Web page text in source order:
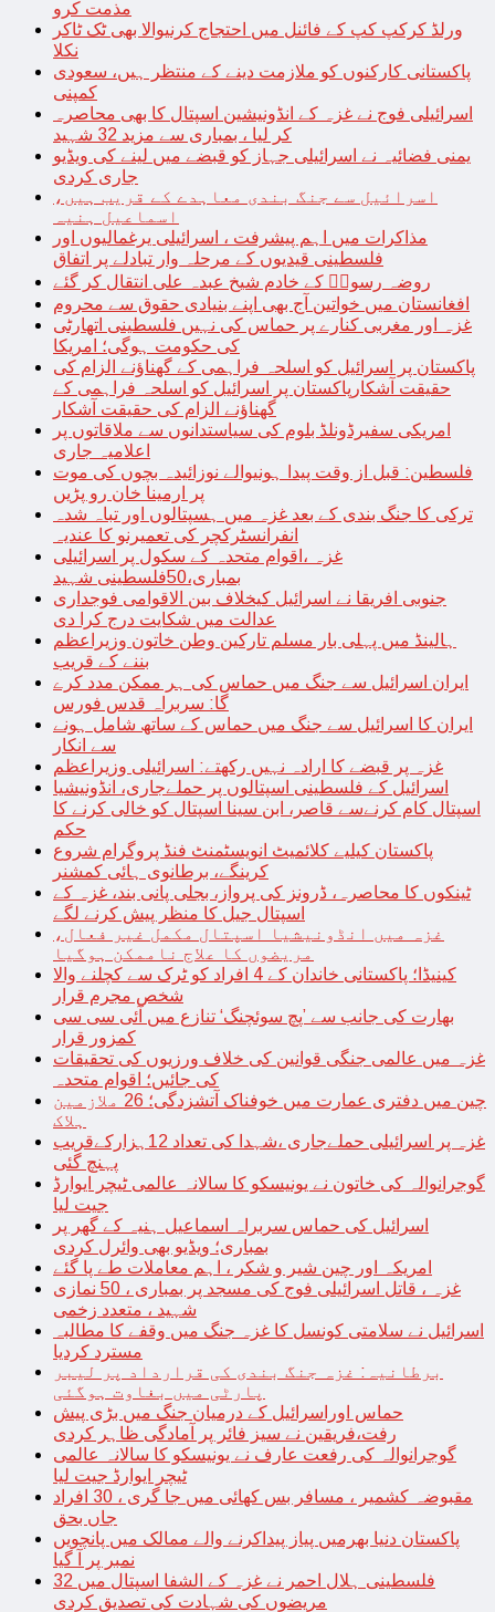
مذمت کرو
ورلڈ کرکپ کپ کے فائنل میں احتجاج کرنیوالا بھی ٹک ٹاکر
نکلا
پاکستانی کارکنوں کو ملازمت دینے کے منتظر ہیں، سعودی
کمپنی
اسرائیلی فوج نے غزہ کے انڈونیشین اسپتال کا بھی محاصرہ
کر لیا ، بمباری سے مزید 32 شہید
یمنی فضائیہ نے اسرائیلی جہاز کو قبضے میں لینے کی ویڈیو
جاری کردی
اسرائیل سے جنگ بندی معاہدے کے قریب ہیں،
اسماعیل ہنیہ
مذاکرات میں اہم پیشرفت ، اسرائیلی یرغمالیوں اور
فلسطینی قیدیوں کے مرحلہ وار تبادلے پر اتفاق
روضہ رسولؐ کے خادم شیخ عبدہ علی انتقال کر گئے
افغانستان میں خواتین آج بھی اپنے بنیادی حقوق سے محروم
غزہ اور مغربی کنارے پر حماس کی نہیں فلسطینی اتھارٹی
کی حکومت ہوگی؛ امریکا
پاکستان پر اسرائیل کو اسلحہ فراہمی کے گھناؤنے الزام کی
حقیقت آشکارپاکستان پر اسرائیل کو اسلحہ فراہمی کے
گھناؤنے الزام کی حقیقت آشکار
امریکی سفیرڈونلڈ بلوم کی سیاستدانوں سے ملاقاتوں پر
اعلامیہ جاری
فلسطین: قبل از وقت پیدا ہونیوالے نوزائیدہ بچوں کی موت
پر ارمینا خان رو پڑیں
ترکی کا جنگ بندی کے بعد غزہ میں ہسپتالوں اور تباہ شدہ
انفرانسٹرکچر کی تعمیرنو کا عندیہ
غزہ ،اقوام متحدہ کے سکول پر اسرائیلی
بمباری،50فلسطینی شہید
جنوبی افریقا نے اسرائیل کیخلاف بین الاقوامی فوجداری
عدالت میں شکایت درج کرا دی
ہالینڈ میں پہلی بار مسلم تارکین وطن خاتون وزیراعظم
بننے کے قریب
ایران اسرائیل سے جنگ میں حماس کی ہر ممکن مدد کرے
گا: سربراہ قدس فورس
ایران کا اسرائیل سے جنگ میں حماس کے ساتھ شامل ہونے
سے انکار
غزہ پر قبضے کا ارادہ نہیں رکھتے: اسرائیلی وزیراعظم
اسرائیل کے فلسطینی اسپتالوں پر حملےجاری، انڈونیشیا
اسپتال کام کرنےسے قاصر، ابن سینا اسپتال کو خالی کرنے کا
حکم
پاکستان کیلیے کلائمیٹ انویسٹمنٹ فنڈ پروگرام شروع
کرینگے، برطانوی ہائی کمشنر
ٹینکوں کا محاصرہ، ڈرونز کی پرواز، بجلی پانی بند، غزہ کے
اسپتال جیل کا منظر پیش کرنے لگے
غزہ میں انڈونیشیا اسپتال مکمل غیر فعال،
مریضوں کا علاج ناممکن ہوگیا
کینیڈا؛ پاکستانی خاندان کے 4 افراد کو ٹرک سے کچلنے والا
شخص مجرم قرار
بھارت کی جانب سے ’پچ سوئچنگ‘ تنازع میں آئی سی سی
کمزور قرار
غزہ میں عالمی جنگی قوانین کی خلاف ورزیوں کی تحقیقات
کی جائیں؛ اقوام متحدہ
چین میں دفتری عمارت میں خوفناک آتشزدگی؛ 26 ملازمین
ہلاک
غزہ پر اسرائیلی حملےجاری ،شہدا کی تعداد 12ہزارکےقریب
پہنچ گئی
گوجرانوالہ کی خاتون نے یونیسکو کا سالانہ عالمی ٹیچر ایوارڈ
جیت لیا
اسرائیل کی حماس سربراہ اسماعیل ہنیہ کے گھر پر
بمباری؛ ویڈیو بھی وائرل کردی
امریکہ اور چین شیر و شکر ، اہم معاملات طے پا گئے
غزہ ، قاتل اسرائیلی فوج کی مسجد پر بمباری ، 50 نمازی
شہید ، متعدد زخمی
اسرائیل نے سلامتی کونسل کا غزہ جنگ میں وقفے کا مطالبہ
مسترد کردیا
برطانیہ: غزہ جنگ بندی کی قرارداد پر لیبر
پارٹی میں بغاوت ہوگئی
حماس اوراسرائیل کے درمیان جنگ میں بڑی پیش
رفت،فریقین نے سیز فائر پر آمادگی ظاہر کردی
گوجرانوالہ کی رفعت عارف نے یونیسکو کا سالانہ عالمی
ٹیچر ایوارڈ جیت لیا
مقبوضہ کشمیر ، مسافر بس کھائی میں جا گری ، 30 افراد
جاں بحق
پاکستان دنیا بھرمیں پیاز پیداکرنے والے ممالک میں پانچویں
نمبر پر آ گیا
فلسطینی ہلال احمر نے غزہ کے الشفا اسپتال میں 32
مریضوں کی شہادت کی تصدیق کردی